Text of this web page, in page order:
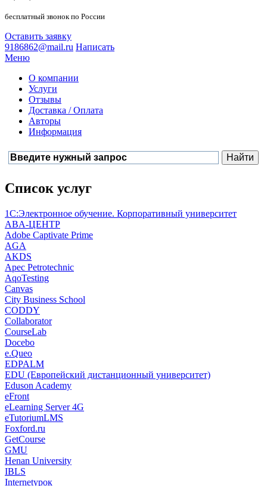
бесплатный звонок по России
Оставить заявку
9186862@mail.ru Написать
Меню
О компании
Услуги
Отзывы
Доставка / Оплата
Авторы
Информация
Список услуг
1С:Электронное обучение. Корпоративный университет
ABA-ЦЕНТР
Adobe Captivate Prime
AGA
AKDS
Apec Petrotechnic
AqoTesting
Canvas
City Business School
CODDY
Collaborator
CourseLab
Docebo
e.Queo
EDPALM
EDU (Европейский дистанционный университет)
Eduson Academy
eFront
eLearning Server 4G
eTutoriumLMS
Foxford.ru
GetCourse
GMU
Henan University
IBLS
Internetурок